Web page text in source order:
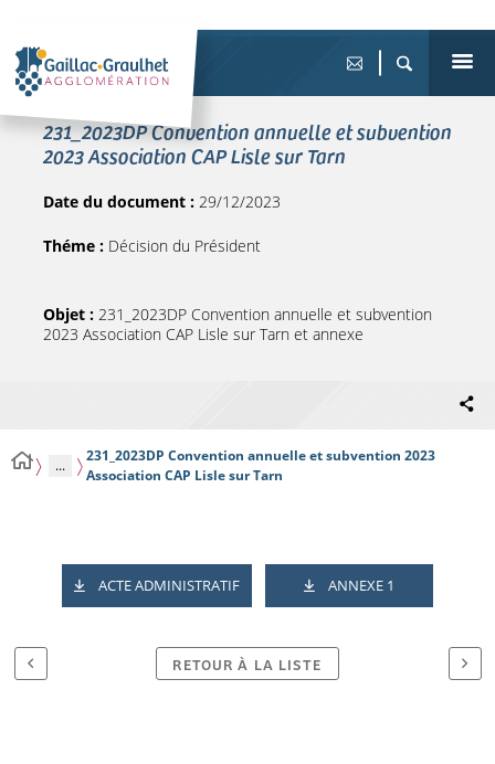
231_2023DP Convention annuelle et subvention
2023 Association CAP Lisle sur Tarn
Date du document : 29/12/2023
Théme : Décision du Président
Objet : 231_2023DP Convention annuelle et subvention
2023 Association CAP Lisle sur Tarn et annexe
...
231_2023DP Convention annuelle et subvention 2023
Association CAP Lisle sur Tarn
ACTE ADMINISTRATIF ANNEXE 1
RETOUR À LA LISTE